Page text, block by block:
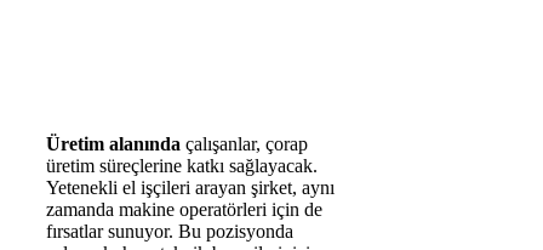
Üretim alanında çalışanlar, çorap
üretim süreçlerine katkı sağlayacak.
Yetenekli el işçileri arayan şirket, aynı
zamanda makine operatörleri için de
fırsatlar sunuyor. Bu pozisyonda